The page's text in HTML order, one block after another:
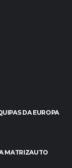
DA EUROPA
MATRIZAUTO